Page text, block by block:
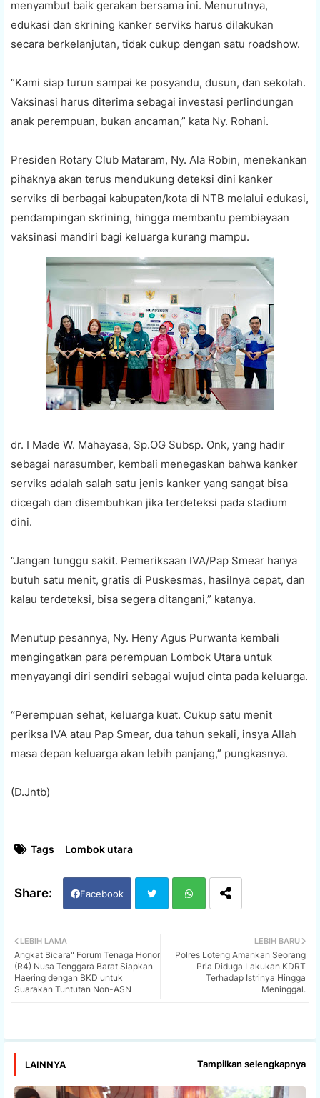
menyambut baik gerakan bersama ini. Menurutnya,
edukasi dan skrining kanker serviks harus dilakukan
secara berkelanjutan, tidak cukup dengan satu roadshow.
“Kami siap turun sampai ke posyandu, dusun, dan sekolah.
Vaksinasi harus diterima sebagai investasi perlindungan
anak perempuan, bukan ancaman,” kata Ny. Rohani.
Presiden Rotary Club Mataram, Ny. Ala Robin, menekankan
pihaknya akan terus mendukung deteksi dini kanker
serviks di berbagai kabupaten/kota di NTB melalui edukasi,
pendampingan skrining, hingga membantu pembiayaan
vaksinasi mandiri bagi keluarga kurang mampu.
dr. I Made W. Mahayasa, Sp.OG Subsp. Onk, yang hadir
sebagai narasumber, kembali menegaskan bahwa kanker
serviks adalah salah satu jenis kanker yang sangat bisa
dicegah dan disembuhkan jika terdeteksi pada stadium
dini.
“Jangan tunggu sakit. Pemeriksaan IVA/Pap Smear hanya
butuh satu menit, gratis di Puskesmas, hasilnya cepat, dan
kalau terdeteksi, bisa segera ditangani,” katanya.
Menutup pesannya, Ny. Heny Agus Purwanta kembali
mengingatkan para perempuan Lombok Utara untuk
menyayangi diri sendiri sebagai wujud cinta pada keluarga.
“Perempuan sehat, keluarga kuat. Cukup satu menit
periksa IVA atau Pap Smear, dua tahun sekali, insya Allah
masa depan keluarga akan lebih panjang,” pungkasnya.
(D.Jntb)
Tags Lombok utara
Facebook
tter ats
LEBIH BARU
Polres Loteng Amankan Seorang
Pria Diduga Lakukan KDRT
Terhadap Istrinya Hingga
Meninggal.
LEBIH LAMA
Angkat Bicara" Forum Tenaga Honor
(R4) Nusa Tenggara Barat Siapkan
Haering dengan BKD untuk
Suarakan Tuntutan Non-ASN
LAINNYA Tampilkan selengkapnya